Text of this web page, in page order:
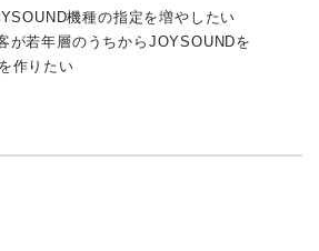
機種の指定を増やしたい
が若年層のうちからJOYSOUNDを
作りたい